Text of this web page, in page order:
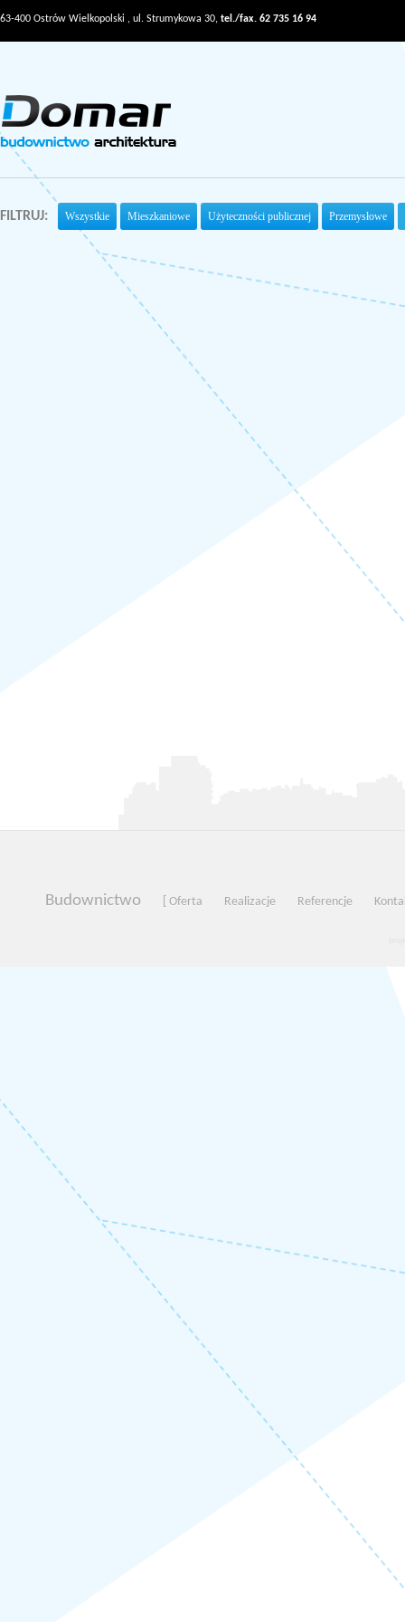
63-400 Ostrów Wielkopolski , ul. Strumykowa 30, tel./fax. 62 735 16 94
FILTRUJ: Wszystkie Mieszkaniowe Użyteczności publicznej Przemysłowe
Budownictwo [ Oferta Realizacje Referencje